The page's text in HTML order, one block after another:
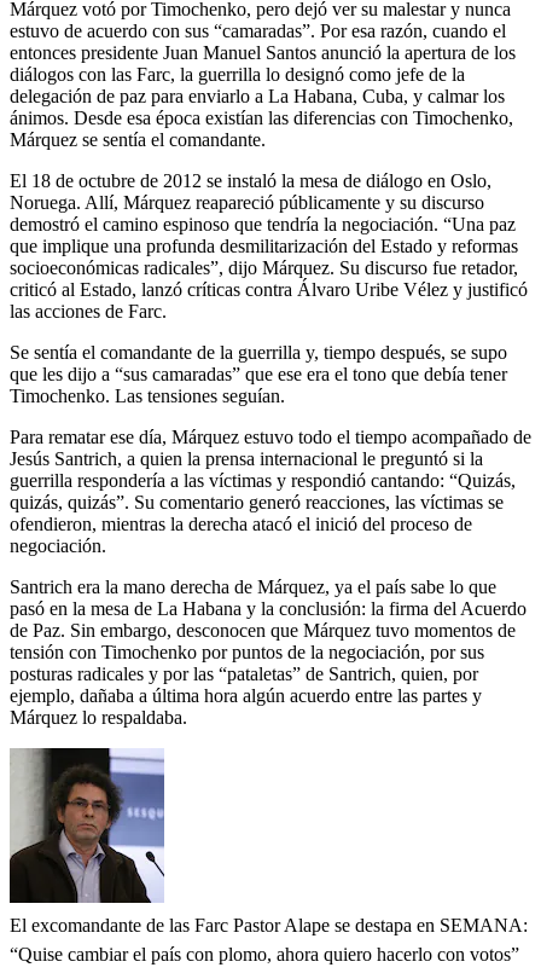
Márquez votó por Timochenko, pero dejó ver su malestar y nunca
estuvo de acuerdo con sus “camaradas”. Por esa razón, cuando el
entonces presidente Juan Manuel Santos anunció la apertura de los
diálogos con las Farc, la guerrilla lo designó como jefe de la
delegación de paz para enviarlo a La Habana, Cuba, y calmar los
ánimos. Desde esa época existían las diferencias con Timochenko,
Márquez se sentía el comandante.
El 18 de octubre de 2012 se instaló la mesa de diálogo en Oslo,
Noruega. Allí, Márquez reapareció públicamente y su discurso
demostró el camino espinoso que tendría la negociación. “Una paz
que implique una profunda desmilitarización del Estado y reformas
socioeconómicas radicales”, dijo Márquez. Su discurso fue retador,
criticó al Estado, lanzó críticas contra Álvaro Uribe Vélez y justificó
las acciones de Farc.
Se sentía el comandante de la guerrilla y, tiempo después, se supo
que les dijo a “sus camaradas” que ese era el tono que debía tener
Timochenko. Las tensiones seguían.
Para rematar ese día, Márquez estuvo todo el tiempo acompañado de
Jesús Santrich, a quien la prensa internacional le preguntó si la
guerrilla respondería a las víctimas y respondió cantando: “Quizás,
quizás, quizás”. Su comentario generó reacciones, las víctimas se
ofendieron, mientras la derecha atacó el inició del proceso de
negociación.
Santrich era la mano derecha de Márquez, ya el país sabe lo que
pasó en la mesa de La Habana y la conclusión: la firma del Acuerdo
de Paz. Sin embargo, desconocen que Márquez tuvo momentos de
tensión con Timochenko por puntos de la negociación, por sus
posturas radicales y por las “pataletas” de Santrich, quien, por
ejemplo, dañaba a última hora algún acuerdo entre las partes y
Márquez lo respaldaba.
El excomandante de las Farc Pastor Alape se destapa en SEMANA:
“Quise cambiar el país con plomo, ahora quiero hacerlo con votos”